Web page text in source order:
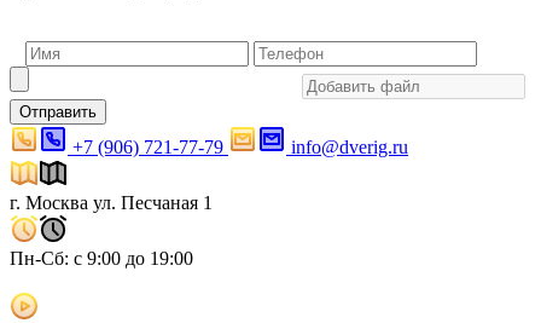
Отправить
+7 (906) 721-77-79 info@dverig.ru
г. Москва ул. Песчаная 1
Пн-Сб: с 9:00 до 19:00